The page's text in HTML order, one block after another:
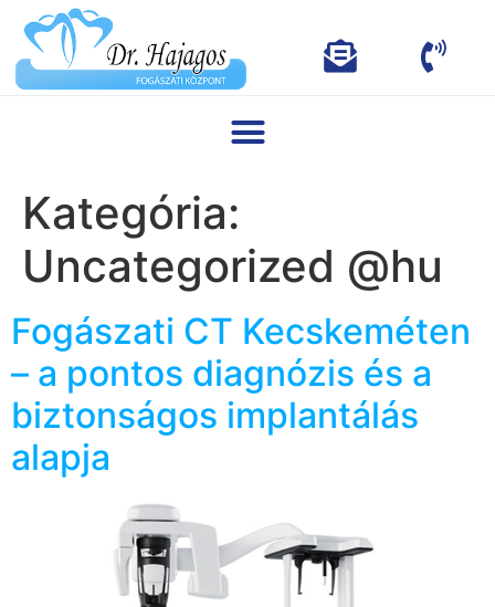
Kategória:
Uncategorized @hu
Fogászati CT Kecskeméten
– a pontos diagnózis és a
biztonságos implantálás
alapja